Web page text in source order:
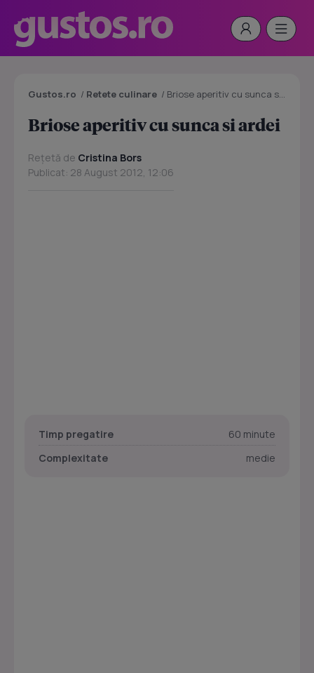
Gustos.ro / Retete culinare / Briose aperitiv cu sunca si ardei
Briose aperitiv cu sunca si ardei
Rețetă de Cristina Bors
Publicat: 28 August 2012, 12:06
Timp pregatire
60 minute
Complexitate
medie